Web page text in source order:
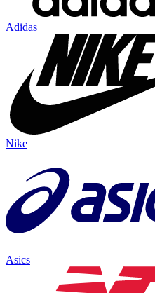
Adidas
Nike
Asics